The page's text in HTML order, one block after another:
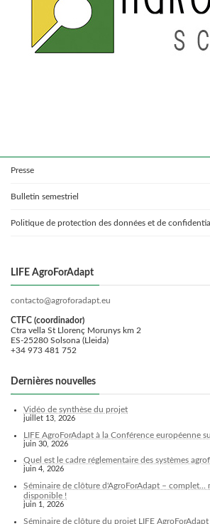
Presse
Bulletin semestriel
Politique de protection des données et de
LIFE AgroForAdapt
contacto@agroforadapt.eu
CTFC (coordinador)
Ctra vella St Llorenç Morunys km 2
ES-25280 Solsona (Lleida)
+34 973 481 752
Dernières nouvelles
Vidéo de synthèse du projet
juillet 13, 2026
LIFE AgroForAdapt à la Conférence européenne
juin 30, 2026
Quel est le cadre réglementaire des systèmes
juin 4, 2026
Séminaire de clôture d'AgroForAdapt –
disponible !
juin 1, 2026
Séminaire de clôture du projet LIFE